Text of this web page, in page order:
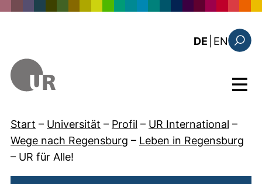
DE EN: this
Menü
Start – Universität – Profil – UR International –
Wege nach Regensburg – Leben in Regensburg
– UR für Alle!